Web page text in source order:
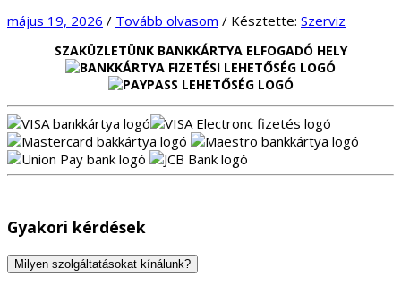
május 19, 2026 / Tovább olvasom / Késztette: Szerviz
SZAKÜZLETÜNK BANKKÁRTYA ELFOGADÓ HELY
Gyakori kérdések
Milyen szolgáltatásokat kínálunk?